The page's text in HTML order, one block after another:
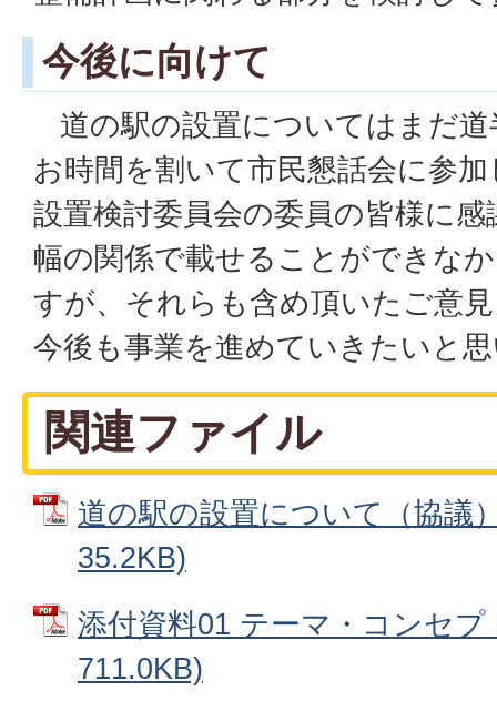
今後に向けて
道の駅の設置についてはまだ
お時間を割いて市民懇話会に参
設置検討委員会の委員の皆様に
幅の関係で載せることができな
すが、それらも含め頂いたご意
今後も事業を進めていきたいと
関連ファイル
道の駅の設置について（協議
35.2KB)
添付資料01 テーマ・コンセ
711.0KB)